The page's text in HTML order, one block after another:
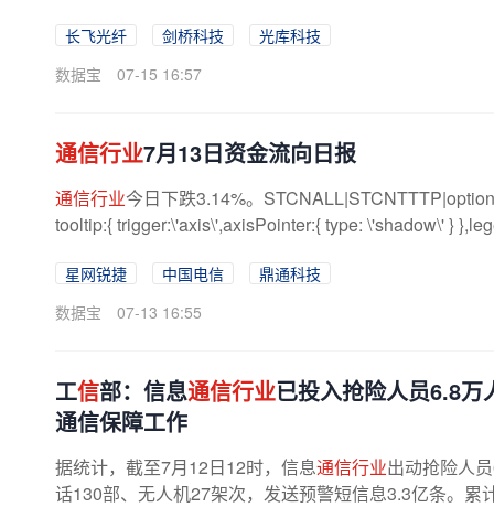
长飞光纤 剑桥科技
光库科技
数据宝
07-15 16:57
通信行业7月13日资金流向日报
通信行业今日下跌3.14%。
tooltip:{ trigger:\'axis\',axisPointer:{ type: \'shadow\' }
星网锐捷 中国电信
鼎通科技
数据宝
07-13 16:55
工信部：信息通信行业已投入抢险人员6.8
通信保障工作
据统计，截至7月12日12时，信息通信行业出动抢险人
话130部、无人机27架次，发送预警短信息3.3亿条。累